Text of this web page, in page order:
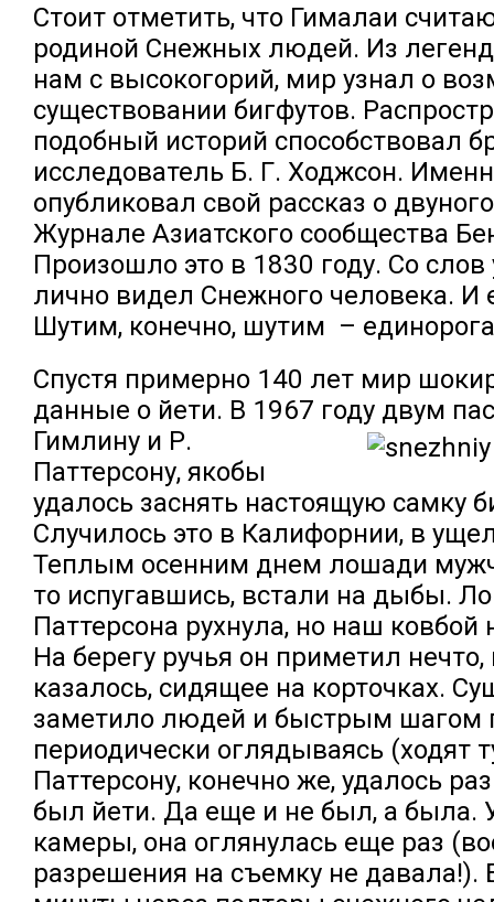
Стоит отметить, что Гималаи
родиной Снежных людей. Из
нам с высокогорий, мир узнал о
существовании бигфутов.
подобный историй способствовал
исследователь Б. Г. Ходжсон.
опубликовал свой рассказ о
Журнале Азиатского сообщества
Произошло это в 1830 году. Со слов
лично видел Снежного человека. И
Шутим, конечно, шутим –
Спустя примерно 140 лет мир
данные о йети. В 1967 году двум
Гимлину и Р.
Паттерсону, якобы
удалось заснять настоящую самку
Случилось это в Калифорнии, в
Теплым осенним днем лошади
то испугавшись, встали на дыбы.
Паттерсона рухнула, но наш ковбой
На берегу ручья он приметил нечто,
казалось, сидящее на корточках.
заметило людей и быстрым шагом
периодически оглядываясь (ходят
Паттерсону, конечно же, удалось
был йети. Да еще и не был, а была.
камеры, она оглянулась еще раз
разрешения на съемку не давала!).